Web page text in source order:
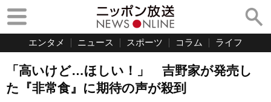
エンタメ ニュース スポーツ コラム ライフ
「高いけど…ほしい！」 吉野家が発売し
た『非常食』に期待の声が殺到